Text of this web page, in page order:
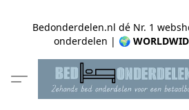
Bedonderdelen.nl dé Nr. 1
onderdelen | 🌍